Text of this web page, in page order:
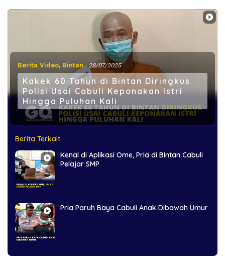
Berita Video, Bintan 28/07/2025
Kakek 60 Tahun di Bintan Diringkus
Polisi Usai Cabuli Keponakan Istri
Hingga Puluhan Kali
Berita Terkait
Kenal di Aplikasi Ome, Pria di Bintan Cabuli
Pelajar SMP
Pria Paruh Baya Cabuli Anak Dibawah Umur